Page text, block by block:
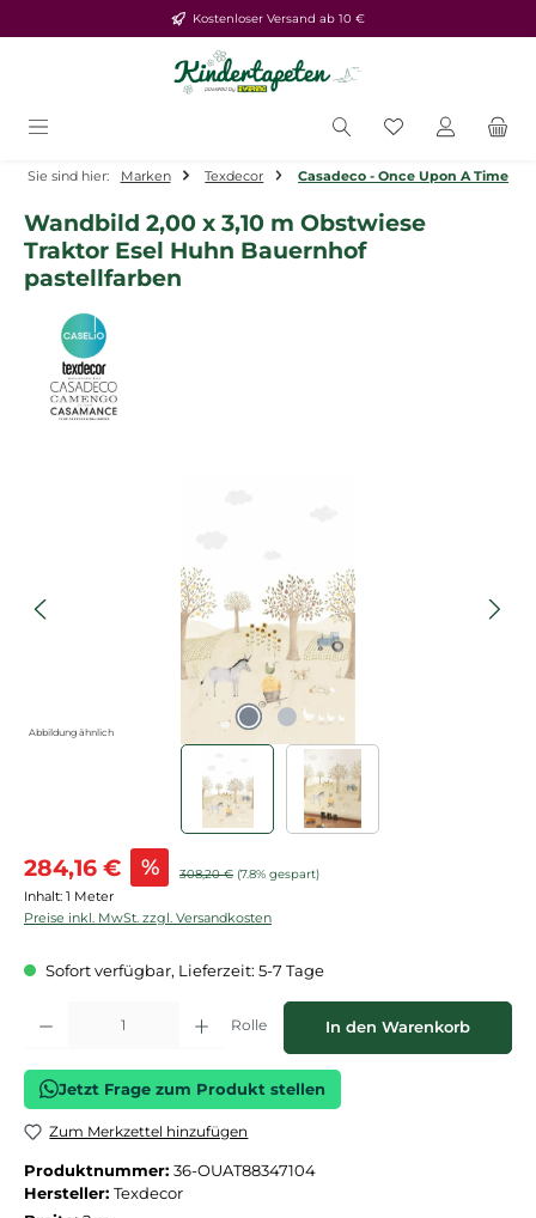
Zum Hauptinhalt springenKostenloser Versand ab 10 €
Du hast 0
Sie sind hier: Marken Texdecor Casadeco - Once Upon A Time
Wandbild 2,00 x 3,10 m Obstwiese
Traktor Esel Huhn Bauernhof
pastellfarben
Abbildung ähnlich
Verkaufspreis:
284,16 € % Regulärer Preis:
308,20 € (7.8% gespart)
Inhalt: 1 Meter
Preise inkl. MwSt. zzgl. Versandkosten
Sofort verfügbar, Lieferzeit: 5-7 Tage
Produkt Anzahl: Gib den gewünschten Wert ein oder benutze die
Rolle In den Warenkorb
Jetzt Frage zum Produkt stellen
Zum Merkzettel hinzufügen
Produktnummer: 36-OUAT88347104
Hersteller: Texdecor